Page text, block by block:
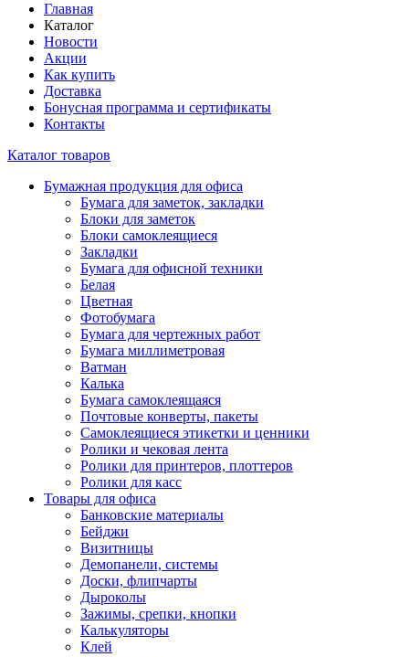
Главная
Каталог
Новости
Акции
Как купить
Доставка
Бонусная программа и сертификаты
Контакты
Каталог товаров
Бумажная продукция для офиса
Бумага для заметок, закладки
Блоки для заметок
Блоки самоклеящиеся
Закладки
Бумага для офисной техники
Белая
Цветная
Фотобумага
Бумага для чертежных работ
Бумага миллиметровая
Ватман
Калька
Бумага самоклеящаяся
Почтовые конверты, пакеты
Самоклеящиеся этикетки и ценники
Ролики и чековая лента
Ролики для принтеров, плоттеров
Ролики для касс
Товары для офиса
Банковские материалы
Бейджи
Визитницы
Демопанели, системы
Доски, флипчарты
Дыроколы
Зажимы, срепки, кнопки
Калькуляторы
Клей